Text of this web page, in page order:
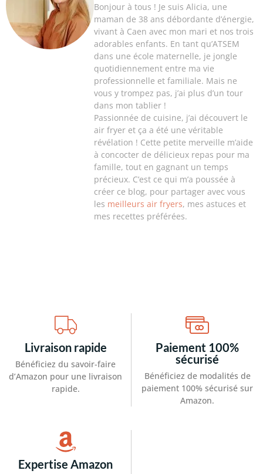
Bonjour à tous ! Je suis Alicia, une
maman de 38 ans débordante d’énergie,
vivant à Caen avec mon mari et nos trois
adorables enfants. En tant qu’ATSEM
dans une école maternelle, je jongle
quotidiennement entre ma vie
professionnelle et familiale. Mais ne
vous y trompez pas, j’ai plus d’un tour
dans mon tablier !
Passionnée de cuisine, j’ai découvert le
air fryer et ça a été une véritable
révélation ! Cette petite merveille m’aide
à concocter de délicieux repas pour ma
famille, tout en gagnant un temps
précieux. C’est ce qui m’a poussée à
créer ce blog, pour partager avec vous
les meilleurs air fryers, mes astuces et
mes recettes préférées.
Livraison rapide
Bénéficiez du savoir-faire
d’Amazon pour une livraison
rapide.
Paiement 100%
sécurisé
Bénéficiez de modalités de
paiement 100% sécurisé sur
Amazon.
Expertise Amazon